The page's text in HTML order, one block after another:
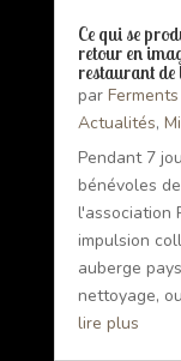
Ce qui se
retour en
restaurant de
par
Actualités,
Pendant 7
bénévoles
l'association
impulsion
auberge
nettoyage,
lire plus